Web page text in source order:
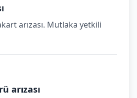
arızası. Mutlaka yetkili
arızası